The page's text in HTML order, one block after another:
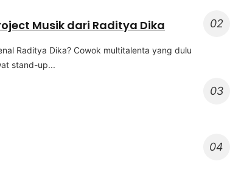
Musik dari Raditya Dika
Rаdіtуа Dіkа? Cоwоk multitalenta yang dulu
stand-up...
02
03
04